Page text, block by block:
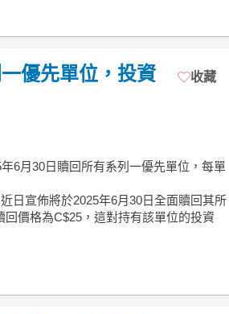
優先單位，投資
收藏
6月30日贖回所有系列一優先單位，每單
日宣佈將於2025年6月30日全面贖回其所
價格為C$25，這對持有該單位的投資